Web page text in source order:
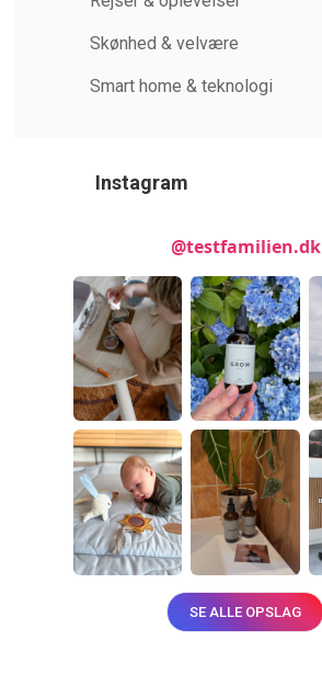
Skønhed & velvære
Smart home & teknologi
Instagram
@testfamilien.dk
SE ALLE OPSLAG